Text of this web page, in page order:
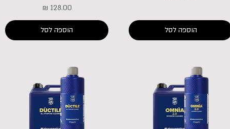
הוספה לסל
מחיר
הוספה לסל